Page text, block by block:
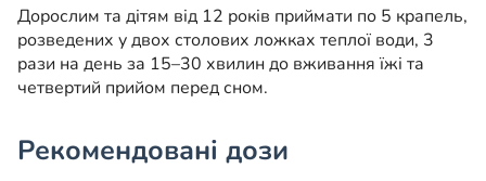
Дорослим та дітям від 12 років приймати по 5 крапель,
розведених у двох столових ложках теплої води, 3
рази на день за 15–30 хвилин до вживання їжі та
четвертий прийом перед сном.
Рекомендовані дози